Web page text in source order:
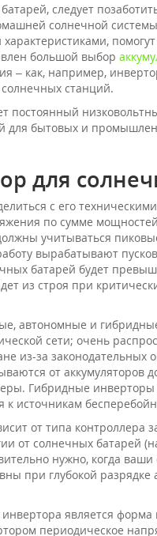
следует
солнечной
большой выбор
– как, например,
станций.
постоянный
бытовых и
для
с его
по сумме
учитываться
вырабатывают
батарей будет
из строя при
автономные и
сети; очень
из-за
от аккумуляторов
Гибридные
к источникам
от типа контроллера
от солнечных батарей
нужно, когда
при глубокой разрядке
является
периодическое